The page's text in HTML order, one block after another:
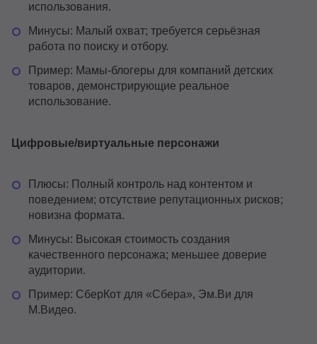
использования.
Минусы: Малый охват; требуется серьёзная
работа по поиску и отбору.
Пример: Мамы-блогеры для компаний детских
товаров, демонстрирующие реальное
использование.
Цифровые/виртуальные персонажи
Плюсы: Полный контроль над контентом и
поведением; отсутствие репутационных рисков;
новизна формата.
Минусы: Высокая стоимость создания
качественного персонажа; меньшее доверие
аудитории.
Пример: СберКот для «Сбера», Эм.Ви для
М.Видео.